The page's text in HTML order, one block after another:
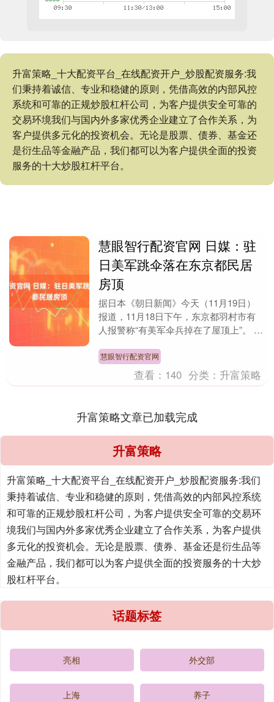
升富策略_十大配资平台_在线配资开户_炒股配资服务:我
们秉持着诚信、专业和稳健的原则，凭借高效的内部风控
系统和可靠的正规炒股杠杆公司，为客户提供安全可靠的
交易环境我们与国内外多家优秀企业建立了合作关系，为
客户提供多元化的投资机会。无论是股票、债券、基金还
是衍生品等金融产品，我们都可以为客户提供全面的投资
服务的十大炒股杠杆平台。
慧眼智行配资官网 日媒：驻
日美军跳伞落在东京都民居
房顶
据日本《朝日新闻》今天（11月19日）
报道，11月18日下午，东京都羽村市有
人报警称“有美军伞兵掉在了屋顶上”。 据
地一栋民....
慧眼智行配资官网
查看： 140 分类： 升富策略
升富策略文章已加载完成
升富策略
升富策略_十大配资平台_在线配资开户_炒股配资服务:我们
秉持着诚信、专业和稳健的原则，凭借高效的内部风控系统
和可靠的正规炒股杠杆公司，为客户提供安全可靠的交易环
境我们与国内外多家优秀企业建立了合作关系，为客户提供
多元化的投资机会。无论是股票、债券、基金还是衍生品等
金融产品，我们都可以为客户提供全面的投资服务的十大炒
股杠杆平台。
话题标签
亮相 外交部
上海 养子